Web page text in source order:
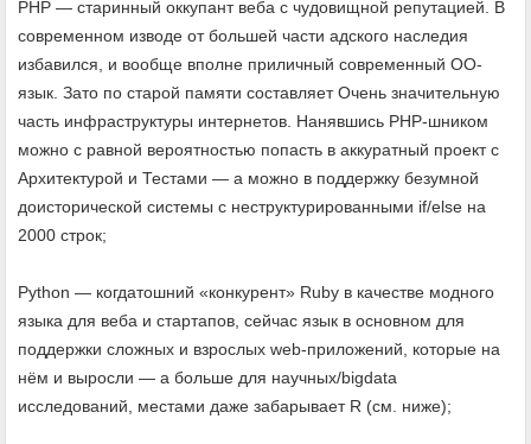
PHP — старинный оккупант веба с чудовищной репутацией. В
современном изводе от большей части адского наследия
избавился, и вообще вполне приличный современный ОО-
язык. Зато по старой памяти составляет Очень значительную
часть инфраструктуры интернетов. Нанявшись PHP-шником
можно с равной вероятностью попасть в аккуратный проект с
Архитектурой и Тестами — а можно в поддержку безумной
доисторической системы с неструктурированными if/else на
2000 строк;
Python — когдатошний «конкурент» Ruby в качестве модного
языка для веба и стартапов, сейчас язык в основном для
поддержки сложных и взрослых web-приложений, которые на
нём и выросли — а больше для научных/bigdata
исследований, местами даже забарывает R (см. ниже);